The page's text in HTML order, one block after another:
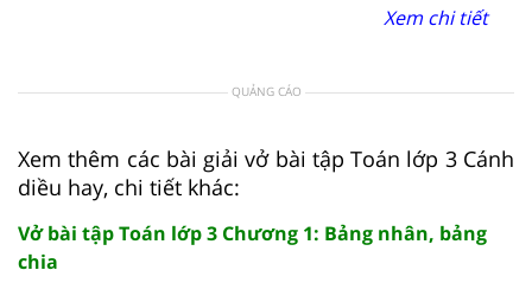
Xem chi tiết
QUẢNG CÁO
Xem thêm các bài giải vở bài tập Toán lớp 3 Cánh
diều hay, chi tiết khác:
Vở bài tập Toán lớp 3 Chương 1: Bảng nhân, bảng
chia